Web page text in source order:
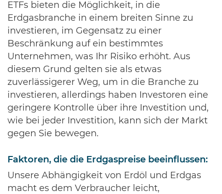
ETFs bieten die Möglichkeit, in die
Erdgasbranche in einem breiten Sinne zu
investieren, im Gegensatz zu einer
Beschränkung auf ein bestimmtes
Unternehmen, was Ihr Risiko erhöht. Aus
diesem Grund gelten sie als etwas
zuverlässigerer Weg, um in die Branche zu
investieren, allerdings haben Investoren eine
geringere Kontrolle über ihre Investition und,
wie bei jeder Investition, kann sich der Markt
gegen Sie bewegen.
Faktoren, die die Erdgaspreise beeinflussen:
Unsere Abhängigkeit von Erdöl und Erdgas
macht es dem Verbraucher leicht,